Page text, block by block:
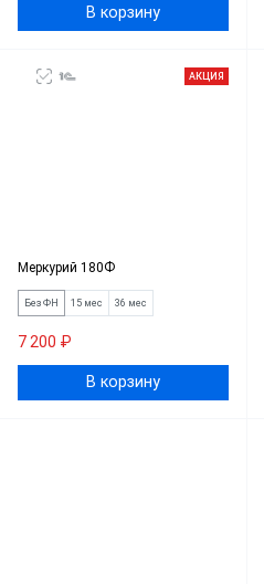
В корзину
АКЦИЯ
Меркурий 180Ф
Без ФН 15 мес 36 мес
7 200 ₽
В корзину